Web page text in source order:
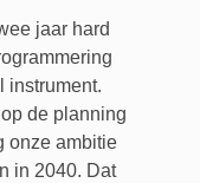
jaar hard
instrument.
de planning
onze ambitie
in 2040. Dat